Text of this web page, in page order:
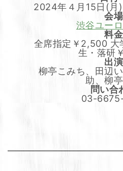
2024年４月15日(
会場
渋谷ユー
料金
全席指定￥2,500 大
生・落研
出演
柳亭こみち、田辺
助、柳
問い合
03-